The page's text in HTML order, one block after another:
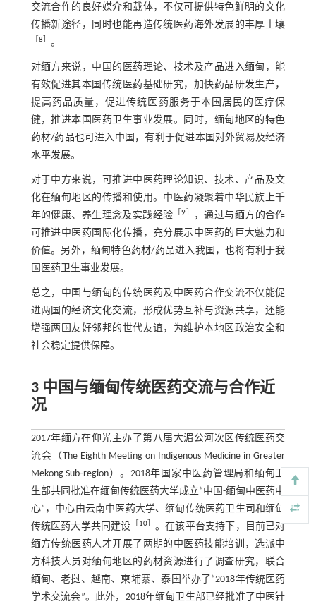
交流合作的良好媒介和载体，不仅可提供特色鲜明的文化
传播新途径，同时也能再造传统医药海外发展的丰厚土壤
8 。
对缅方来说，中国的医药理论、技术及产品进入缅甸，能
有效促进其本国传统医药基础研究，加快药品研发生产，
提高药品质量，促进传统医药服务于本国居民的医疗保
健，推进本国医药卫生事业发展。同时，缅甸地区的特色
药材/药品也可进入中国，有利于促进本国对外贸易及经济
水平发展。
对于中方来说，可推进中医药理论知识、技术、产品及文
化在缅甸地区的传播和使用。中医药凝聚着中华民族上千
年的健康、养生理念及实践经验 ［9
，通过与缅方的合作
可推进中医药国际化传播，充分展示中医药的巨大魅力和
价值。另外，缅甸特色药材/药品进入我国，也将有利于我
国医药卫生事业发展。
总之，中国与缅甸的传统医药及中医药合作交流不仅能促
进两国的经济文化交流，形成优势互补与资源共享，还能
增强两国友好邻邦的世代友谊，为维护本地区政治安全和
社会稳定提供保障。
3 中国与缅甸传统医药交流与合作近
况
2017年缅方在仰光主办了第八届大湄公河次区传统医药交
流会（The Eighth Meeting on Indigenous Medicine in Greater
Mekong Sub⁃region）。2018年国家中医药管理局和缅甸卫
生部共同批准在缅甸传统医药大学成立“中国-缅甸中医药中
心”，中心由云南中医药大学、缅甸传统医药卫生司和缅甸
传统医药大学共同建设
10］ 。在该平台支持下，目前已对
缅方传统医药人才开展了两期的中医药技能培训，选派中
方科技人员对缅甸地区的药材资源进行了调查研究，联合
缅甸、老挝、越南、柬埔寨、泰国举办了“2018年传统医药
学术交流会”。此外，2018年缅甸卫生部已经批准了中医针